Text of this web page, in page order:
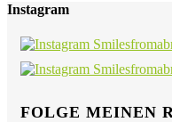
Instagram
FOLGE MEINEN